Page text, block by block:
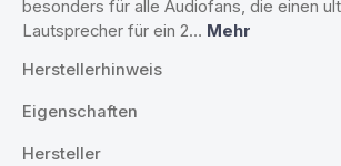
besonders für alle Audiofans, die einen
Lautsprecher für ein 2… Mehr
Herstellerhinweis
Eigenschaften
Hersteller